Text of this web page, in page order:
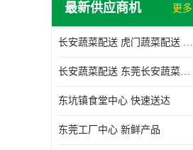
最新供应商机 更多
长安蔬菜配送 虎门蔬菜配送 厚街蔬菜配送 大朗蔬菜配送
长安蔬菜配送 东莞长安蔬菜配送哪家好
东坑镇食堂中心 快速送达
东莞工厂中心 新鲜产品